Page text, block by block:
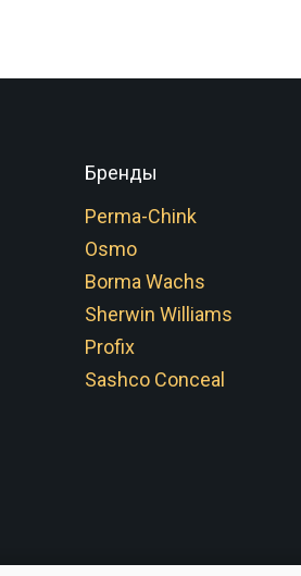
Бренды
Perma-Chink
Osmo
Borma Wachs
Sherwin Williams
Profix
Sashco Conceal